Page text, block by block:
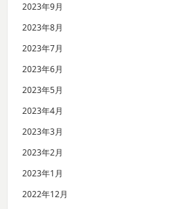
2023年9月
2023年8月
2023年7月
2023年6月
2023年5月
2023年4月
2023年3月
2023年2月
2023年1月
2022年12月